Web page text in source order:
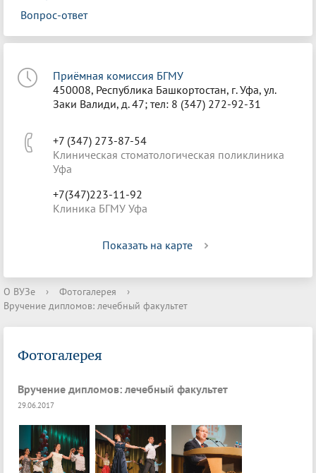
Вопрос-ответ
Приёмная комиссия БГМУ
450008, Республика Башкортостан, г. Уфа, ул.
Заки Валиди, д. 47; тел: 8 (347) 272-92-31
+7 (347) 273-87-54
Клиническая стоматологическая поликлиника
Уфа
+7(347)223-11-92
Клиника БГМУ Уфа
Показать на карте
О ВУЗе › Фотогалерея
›
Вручение дипломов: лечебный факультет
Фотогалерея
Вручение дипломов: лечебный факультет
29.06.2017